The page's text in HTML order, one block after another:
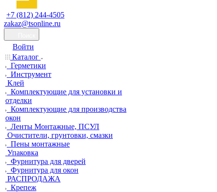
+7 (812) 244-4505
zakaz@tsonline.ru
Войти
Каталог
Герметики
Инструмент
Клей
Комплектующие для установки и
отделки
Комплектующие для производства
окон
Ленты Монтажные, ПСУЛ
Очистители, грунтовки, смазки
Пены монтажные
Упаковка
Фурнитура для дверей
Фурнитура для окон
РАСПРОДАЖА
Крепеж